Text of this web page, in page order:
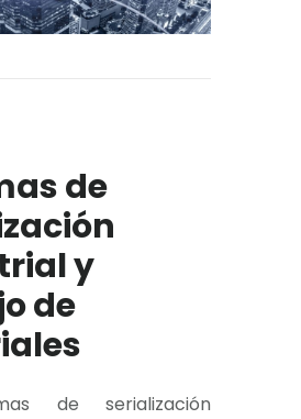
de
y
de
de serialización